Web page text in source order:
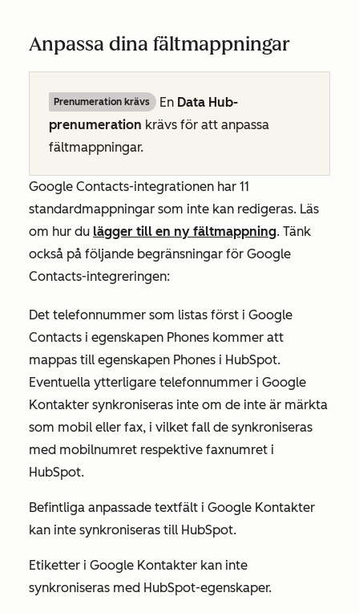
Anpassa dina fältmappningar
Prenumeration krävs En Data Hub-
prenumeration krävs för att anpassa
fältmappningar.
Google Contacts-integrationen har 11
standardmappningar som inte kan redigeras. Läs
om hur du lägger till en ny fältmappning. Tänk
också på följande begränsningar för Google
Contacts-integreringen:
Det telefonnummer som listas först i Google
Contacts i egenskapen Phones kommer att
mappas till egenskapen Phones i HubSpot.
Eventuella ytterligare telefonnummer i Google
Kontakter synkroniseras inte om de inte är märkta
som mobil eller fax, i vilket fall de synkroniseras
med mobilnumret respektive faxnumret i
HubSpot.
Befintliga anpassade textfält i Google Kontakter
kan inte synkroniseras till HubSpot.
Etiketter i Google Kontakter kan inte
synkroniseras med HubSpot-egenskaper.